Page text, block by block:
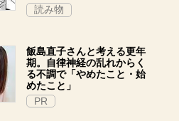
読み物
飯島直子さんと考える更年
期。自律神経の乱れからく
る不調で「やめたこと・始
めたこと」
PR